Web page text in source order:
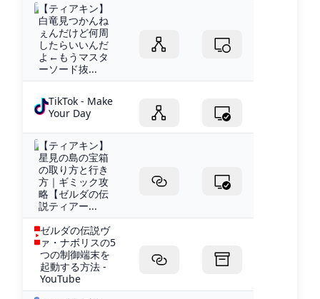
【ティアキン】
白竜見つかんね
ぇんだけど何周
したらいいんだ
よ←もうマスタ
ーソード抜...
TikTok - Make
Your Day
【ティアキン】
星見の島の宝箱
の取り方と行き
方｜ギミック攻
略【ゼルダの伝
説ティアー...
ゼルダの伝説ヴ
ァ・ナボリスの5
つの制御端末を
起動する方法 -
YouTube